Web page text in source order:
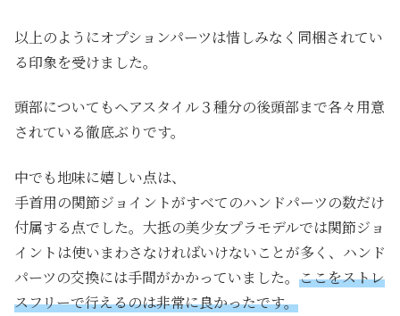
以上のようにオプションパーツは惜しみなく同梱されてい
る印象を受けました。
頭部についてもヘアスタイル３種分の後頭部まで各々用意
されている徹底ぶりです。
中でも地味に嬉しい点は、
手首用の関節ジョイントがすべてのハンドパーツの数だけ
付属する点でした。大抵の美少女プラモデルでは関節ジョ
イントは使いまわさなければいけないことが多く、ハンド
パーツの交換には手間がかかっていました。 ここをストレ
スフリーで行えるのは非常に良かったです。